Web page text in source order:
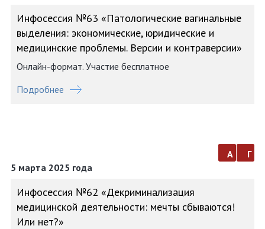
Инфосессия №63 «Патологические вагинальные
выделения: экономические, юридические и
медицинские проблемы. Версии и контраверсии»
Онлайн-формат. Участие бесплатное
Подробнее
5 марта 2025 года
а г
Инфосессия №62 «Декриминализация
медицинской деятельности: мечты сбываются!
Или нет?»